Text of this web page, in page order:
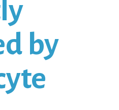
by